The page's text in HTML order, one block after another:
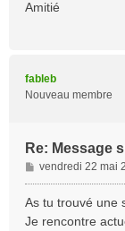
Amitié
fableb
Nouveau membre
Re: Message
M
e
s
vendredi 22 mai
As tu trouvé une
Je rencontre